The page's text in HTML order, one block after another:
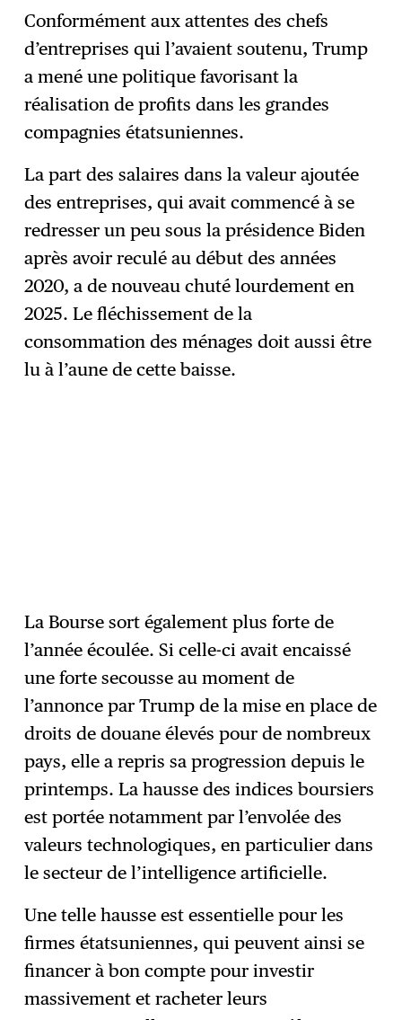
Conformément aux attentes des chefs
d’entreprises qui l’avaient soutenu, Trump
a mené une politique favorisant la
réalisation de profits dans les grandes
compagnies étatsuniennes.
La part des salaires dans la valeur ajoutée
des entreprises, qui avait commencé à se
redresser un peu sous la présidence Biden
après avoir reculé au début des années
2020, a de nouveau chuté lourdement en
2025. Le fléchissement de la
consommation des ménages doit aussi être
lu à l’aune de cette baisse.
La Bourse sort également plus forte de
l’année écoulée. Si celle-ci avait encaissé
une forte secousse au moment de
l’annonce par Trump de la mise en place de
droits de douane élevés pour de nombreux
pays, elle a repris sa progression depuis le
printemps. La hausse des indices boursiers
est portée notamment par l’envolée des
valeurs technologiques, en particulier dans
le secteur de l’intelligence artificielle.
Une telle hausse est essentielle pour les
firmes étatsuniennes, qui peuvent ainsi se
financer à bon compte pour investir
massivement et racheter leurs